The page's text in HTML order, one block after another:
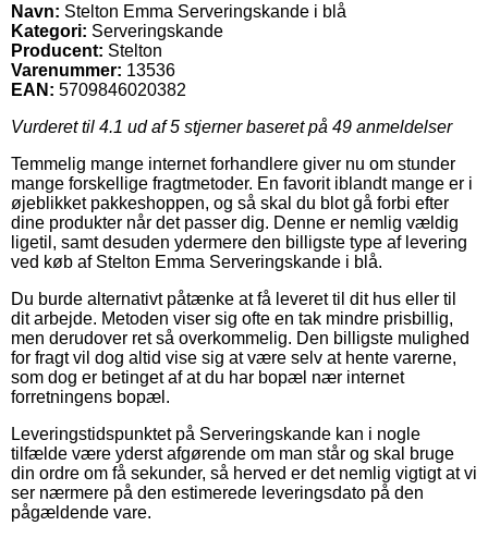
Navn: Stelton Emma Serveringskande i blå
Kategori: Serveringskande
Producent: Stelton
Varenummer: 13536
EAN: 5709846020382
Vurderet til 4.1 ud af 5 stjerner baseret på 49 anmeldelser
Temmelig mange internet forhandlere giver nu om stunder
mange forskellige fragtmetoder. En favorit iblandt mange er i
øjeblikket pakkeshoppen, og så skal du blot gå forbi efter
dine produkter når det passer dig. Denne er nemlig vældig
ligetil, samt desuden ydermere den billigste type af levering
ved køb af Stelton Emma Serveringskande i blå.
Du burde alternativt påtænke at få leveret til dit hus eller til
dit arbejde. Metoden viser sig ofte en tak mindre prisbillig,
men derudover ret så overkommelig. Den billigste mulighed
for fragt vil dog altid vise sig at være selv at hente varerne,
som dog er betinget af at du har bopæl nær internet
forretningens bopæl.
Leveringstidspunktet på Serveringskande kan i nogle
tilfælde være yderst afgørende om man står og skal bruge
din ordre om få sekunder, så herved er det nemlig vigtigt at vi
ser nærmere på den estimerede leveringsdato på den
pågældende vare.